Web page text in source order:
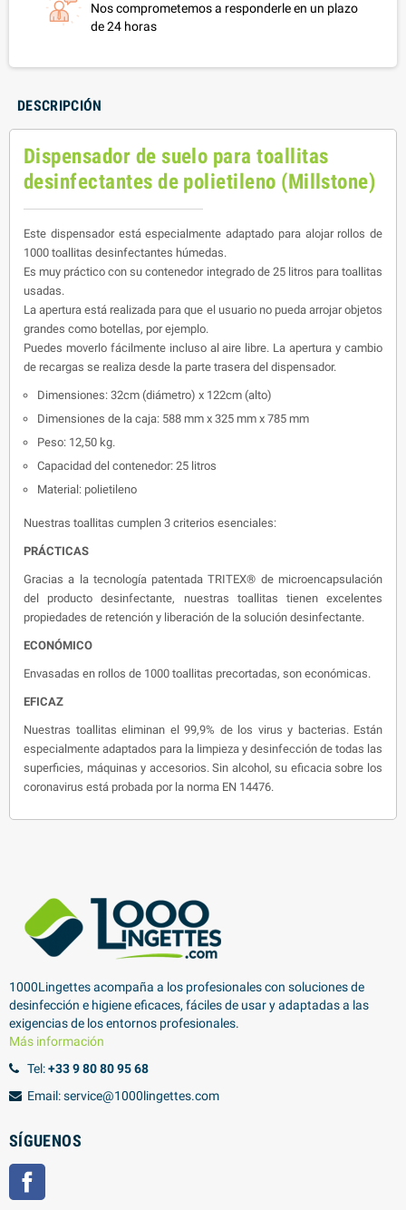
Nos comprometemos a responderle en un plazo
de 24 horas
DESCRIPCIÓN
Dispensador de suelo para toallitas
desinfectantes de polietileno (Millstone)
Este dispensador está especialmente adaptado para alojar rollos de
1000 toallitas desinfectantes húmedas.
Es muy práctico con su contenedor integrado de 25 litros para toallitas
usadas.
La apertura está realizada para que el usuario no pueda arrojar objetos
grandes como botellas, por ejemplo.
Puedes moverlo fácilmente incluso al aire libre. La apertura y cambio
de recargas se realiza desde la parte trasera del dispensador.
Dimensiones: 32cm (diámetro) x 122cm (alto)
Dimensiones de la caja: 588 mm x 325 mm x 785 mm
Peso: 12,50 kg.
Capacidad del contenedor: 25 litros
Material: polietileno
Nuestras toallitas cumplen 3 criterios esenciales:
PRÁCTICAS
Gracias a la tecnología patentada TRITEX® de microencapsulación
del producto desinfectante, nuestras toallitas tienen excelentes
propiedades de retención y liberación de la solución desinfectante.
ECONÓMICO
Envasadas en rollos de 1000 toallitas precortadas, son económicas.
EFICAZ
Nuestras toallitas eliminan el 99,9% de los virus y bacterias. Están
especialmente adaptados para la limpieza y desinfección de todas las
superficies, máquinas y accesorios. Sin alcohol, su eficacia sobre los
coronavirus está probada por la norma EN 14476.
1000Lingettes acompaña a los profesionales con soluciones de
desinfección e higiene eficaces, fáciles de usar y adaptadas a las
exigencias de los entornos profesionales.
Más información
Tel:+33 9 80 80 95 68
Email: service@1000lingettes.com
SÍGUENOS